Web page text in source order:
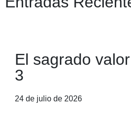
El sagrado
3
24 de julio de 2026